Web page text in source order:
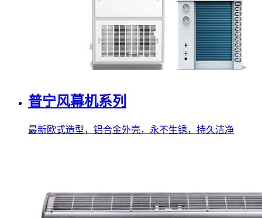
普宁风幕机系列
最新欧式造型，铝合金外壳，永不生锈，持久洁净